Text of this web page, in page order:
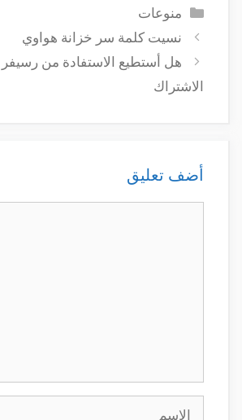
التصنيفات
منوعات
نسيت كلمة سر خزانة هواوي
الاشتراك
أضف تعليق
الاسم